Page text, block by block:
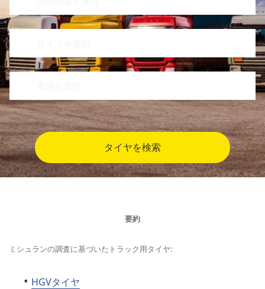
タイヤを検索
要約
ミシュランの調査に基づいたトラック用タイヤ:
HGVタイヤ